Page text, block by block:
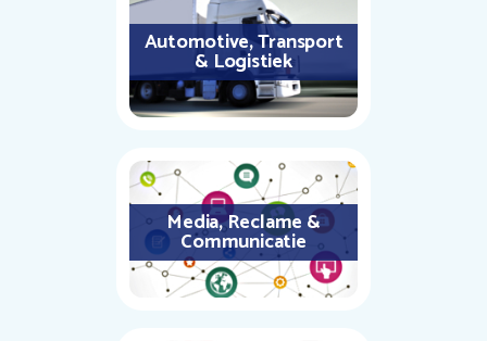
Automotive, Transport
& Logistiek
Media, Reclame &
Communicatie